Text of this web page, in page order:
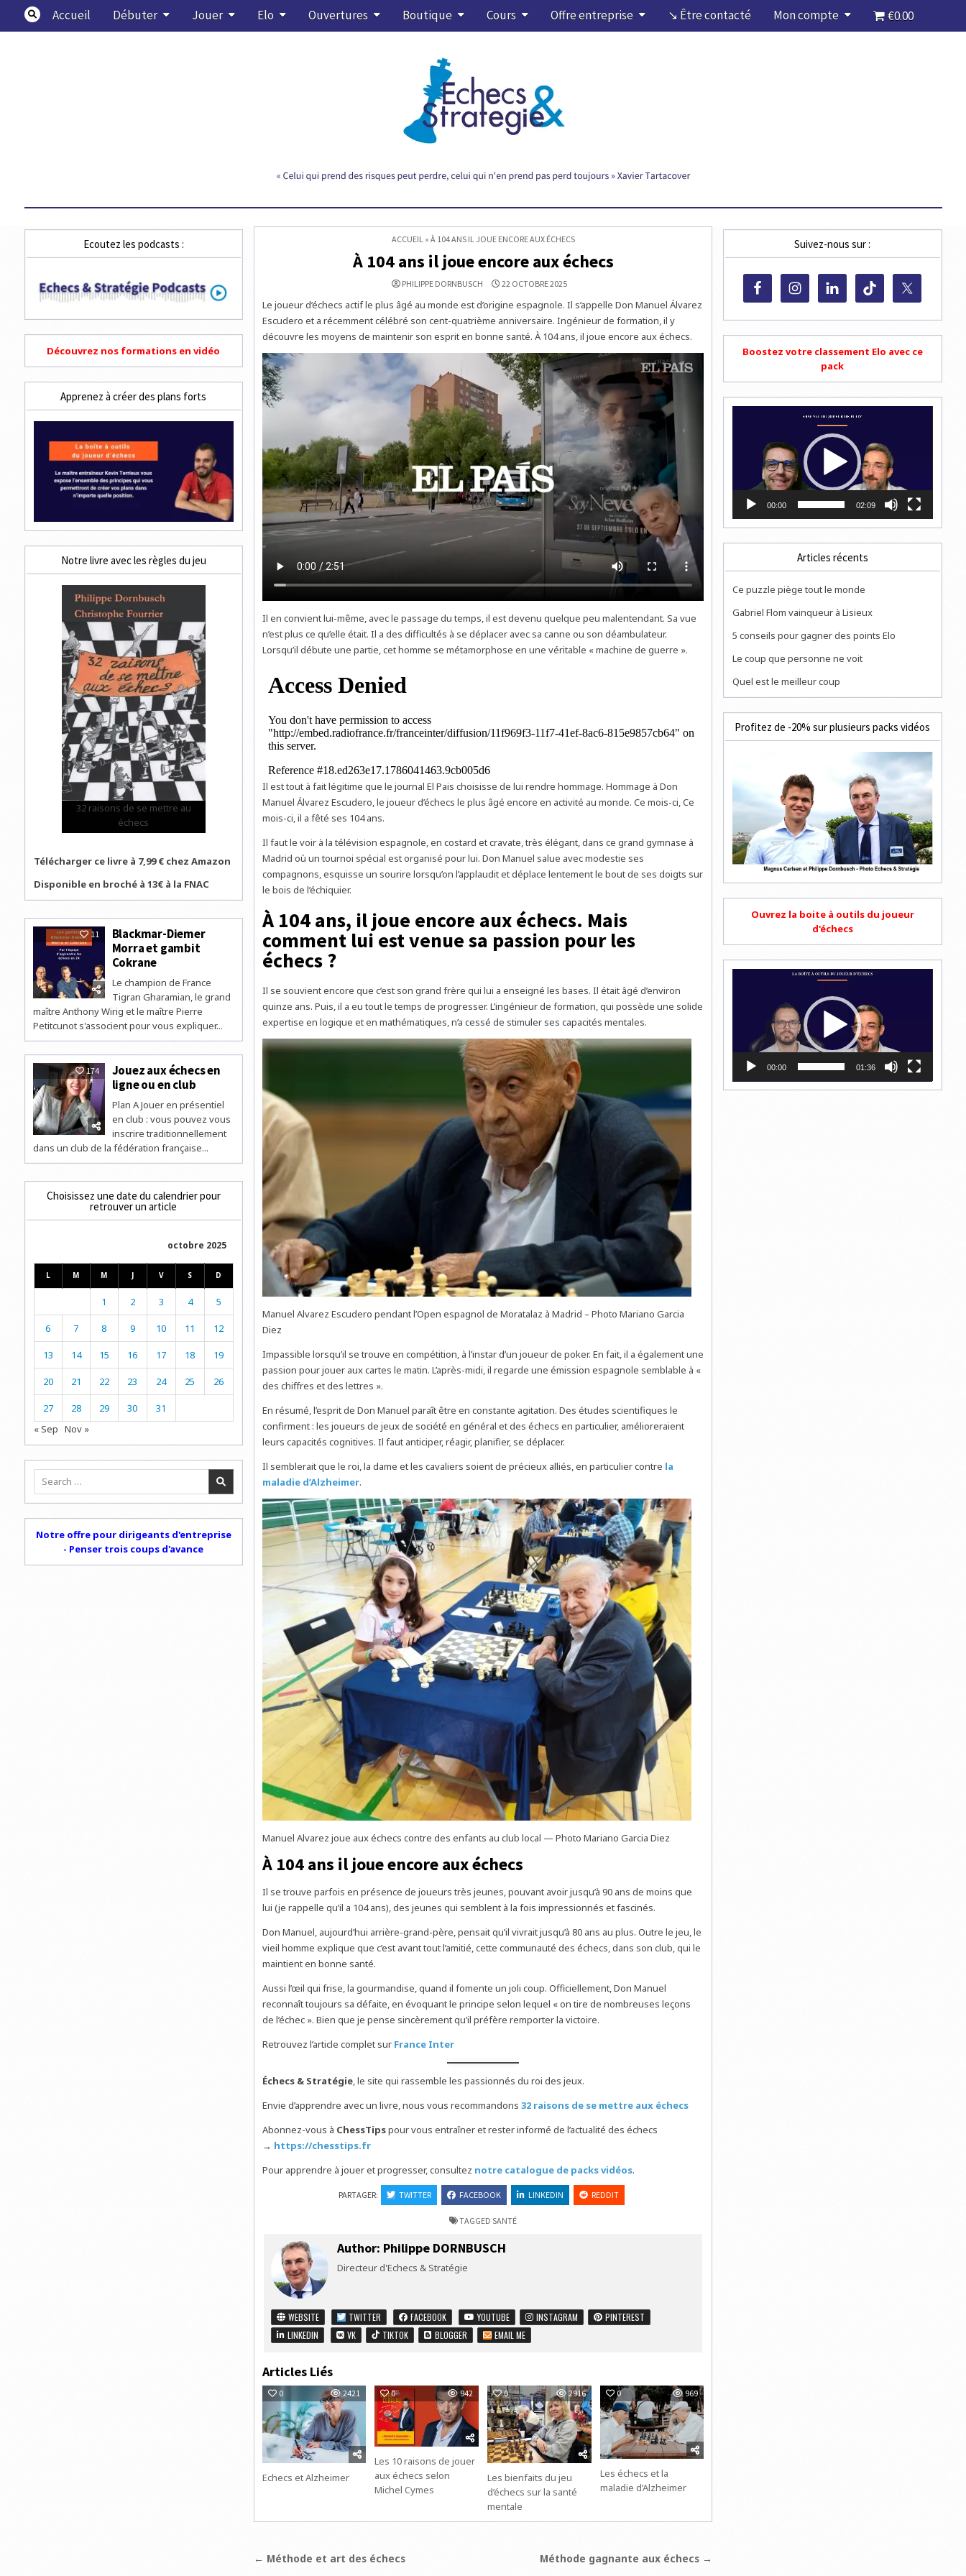
content
Accueil Débuter Jouer Elo Ouvertures Boutique Cours Offre entreprise ↘ Être contacté Mon compte €0.00
ACCUEIL» À 104 ANS IL JOUE ENCORE AUX ÉCHECS
À 104 ans il joue encore aux échecs
PHILIPPE DORNBUSCH 22 OCTOBRE 2025
Le joueur d’échecs actif le plus âgé au monde est d’origine espagnole. Il s’appelle Don Manuel Álvarez
Escudero et a récemment célébré son cent-quatrième anniversaire. Ingénieur de formation, il y
découvre les moyens de maintenir son esprit en bonne santé. À 104 ans, il joue encore aux échecs.
Il en convient lui-même, avec le passage du temps, il est devenu quelque peu malentendant. Sa vue
n’est plus ce qu’elle était. Il a des difficultés à se déplacer avec sa canne ou son déambulateur.
Lorsqu’il débute une partie, cet homme se métamorphose en une véritable « machine de guerre ».
Il est tout à fait légitime que le journal El Pais choisisse de lui rendre hommage. Hommage à Don
Manuel Álvarez Escudero, le joueur d’échecs le plus âgé encore en activité au monde. Ce mois-ci, Ce
mois-ci, il a fêté ses 104 ans.
Il faut le voir à la télévision espagnole, en costard et cravate, très élégant, dans ce grand gymnase à
Madrid où un tournoi spécial est organisé pour lui. Don Manuel salue avec modestie ses
compagnons, esquisse un sourire lorsqu’on l’applaudit et déplace lentement le bout de ses doigts sur
le bois de l’échiquier.
À 104 ans, il joue encore aux échecs. Mais
comment lui est venue sa passion pour les
échecs ?
Il se souvient encore que c’est son grand frère qui lui a enseigné les bases. Il était âgé d’environ
quinze ans. Puis, il a eu tout le temps de progresser. L’ingénieur de formation, qui possède une solide
expertise en logique et en mathématiques, n’a cessé de stimuler ses capacités mentales.
Manuel Alvarez Escudero pendant l’Open espagnol de Moratalaz à Madrid – Photo Mariano Garcia
Diez
Impassible lorsqu’il se trouve en compétition, à l’instar d’un joueur de poker. En fait, il a également une
passion pour jouer aux cartes le matin. L’après-midi, il regarde une émission espagnole semblable à «
des chiffres et des lettres ».
En résumé, l’esprit de Don Manuel paraît être en constante agitation. Des études scientifiques le
confirment : les joueurs de jeux de société en général et des échecs en particulier, amélioreraient
leurs capacités cognitives. Il faut anticiper, réagir, planifier, se déplacer.
Il semblerait que le roi, la dame et les cavaliers soient de précieux alliés, en particulier contre la
maladie d’Alzheimer.
Manuel Alvarez joue aux échecs contre des enfants au club local — Photo Mariano Garcia Diez
À 104 ans il joue encore aux échecs
Il se trouve parfois en présence de joueurs très jeunes, pouvant avoir jusqu’à 90 ans de moins que
lui (je rappelle qu’il a 104 ans), des jeunes qui semblent à la fois impressionnés et fascinés.
Don Manuel, aujourd’hui arrière-grand-père, pensait qu’il vivrait jusqu’à 80 ans au plus. Outre le jeu, le
vieil homme explique que c’est avant tout l’amitié, cette communauté des échecs, dans son club, qui le
maintient en bonne santé.
Aussi l’œil qui frise, la gourmandise, quand il fomente un joli coup. Officiellement, Don Manuel
reconnaît toujours sa défaite, en évoquant le principe selon lequel « on tire de nombreuses leçons
de l’échec ». Bien que je pense sincèrement qu’il préfère remporter la victoire.
Retrouvez l’article complet sur France Inter
Échecs & Stratégie, le site qui rassemble les passionnés du roi des jeux.
Envie d’apprendre avec un livre, nous vous recommandons 32 raisons de se mettre aux échecs
Abonnez-vous à ChessTipspour vous entraîner et rester informé de l’actualité des échecs
→ https://chesstips.fr
Pour apprendre à jouer et progresser, consultez notre catalogue de packs vidéos.
PARTAGER: TWITTER FACEBOOK LINKEDIN REDDIT
TAGGED SANTÉ
Author: Philippe DORNBUSCH
Directeur d'Echecs & Stratégie
WEBSITE TWITTER FACEBOOK YOUTUBE INSTAGRAM
PINTEREST
LINKEDIN
VK TIKTOK BLOGGER EMAIL ME
Articles Liés
0 2421
Echecs et Alzheimer
0 942
Les 10 raisons de jouer
aux échecs selon
Michel Cymes
0 2916
Les bienfaits du jeu
d’échecs sur la santé
mentale
0 969
Les échecs et la
maladie d’Alzheimer
Navigation Méthode gagnante aux échecs →
← Méthode et art des échecs
Ecoutez les podcasts :
Découvrez nos formations en vidéo
Apprenez à créer des plans forts
Notre livre avec les règles du jeu
32 raisons de se mettre au
échecs
Télécharger ce livre à 7,99 € chez Amazon
Disponible en broché à 13€ à la FNAC
11
Blackmar-Diemer
Morra et gambit
Cokrane
Le champion de France
Tigran Gharamian, le grand
maître Anthony Wirig et le maître Pierre
Petitcunot s'associent pour vous expliquer...
174
Jouez aux échecs en
ligne ou en club
Plan A Jouer en présentiel
en club : vous pouvez vous
inscrire traditionnellement
dans un club de la fédération française...
Choisissez une date du calendrier pour
retrouver un article
octobre 2025
L M M J V S D
1 2 3 4 5
6 7 8 9 10 11 12
13 14 15 16 17 18 19
20 21 22 23 24 25 26
27 28 29 30
31
« Sep Nov »
Search
Notre offre pour dirigeants d'entreprise
- Penser trois coups d'avance
Suivez-nous sur :
Boostez votre classement Elo avec ce
pack
00:00 02:09
Articles récents
Ce puzzle piège tout le monde
Gabriel Flom vainqueur à Lisieux
5 conseils pour gagner des points Elo
Le coup que personne ne voit
Quel est le meilleur coup
Profitez de -20% sur plusieurs packs vidéos
Ouvrez la boite à outils du joueur
d'échecs
00:00 01:36